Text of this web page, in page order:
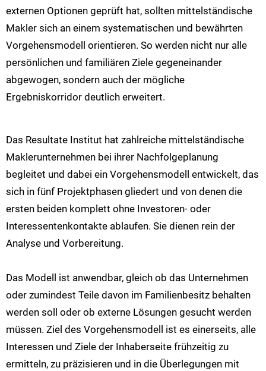
externen Optionen geprüft hat, sollten mittelständische
Makler sich an einem systematischen und bewährten
Vorgehensmodell orientieren. So werden nicht nur alle
persönlichen und familiären Ziele gegeneinander
abgewogen, sondern auch der mögliche
Ergebniskorridor deutlich erweitert.
Das Resultate Institut hat zahlreiche mittelständische
Maklerunternehmen bei ihrer Nachfolgeplanung
begleitet und dabei ein Vorgehensmodell entwickelt, das
sich in fünf Projektphasen gliedert und von denen die
ersten beiden komplett ohne Investoren- oder
Interessentenkontakte ablaufen. Sie dienen rein der
Analyse und Vorbereitung.
Das Modell ist anwendbar, gleich ob das Unternehmen
oder zumindest Teile davon im Familienbesitz behalten
werden soll oder ob externe Lösungen gesucht werden
müssen. Ziel des Vorgehensmodell ist es einerseits, alle
Interessen und Ziele der Inhaberseite frühzeitig zu
ermitteln, zu präzisieren und in die Überlegungen mit